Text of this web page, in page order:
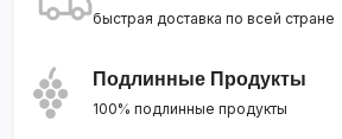
быстрая доставка по всей стране
Подлинные Продукты
100% подлинные продукты